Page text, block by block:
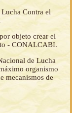
Contra el
objeto crear el
- CONALCABI.
de Lucha
organismo
mecanismos de